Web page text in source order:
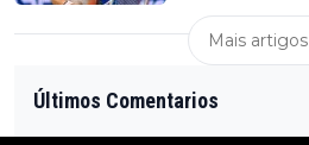
Mais artigos
Últimos Comentarios